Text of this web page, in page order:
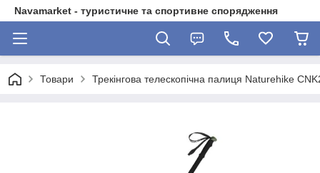
Navamarket - туристичне та спортивне спорядження
Товари Трекінгова телескопічна палиця Naturehike